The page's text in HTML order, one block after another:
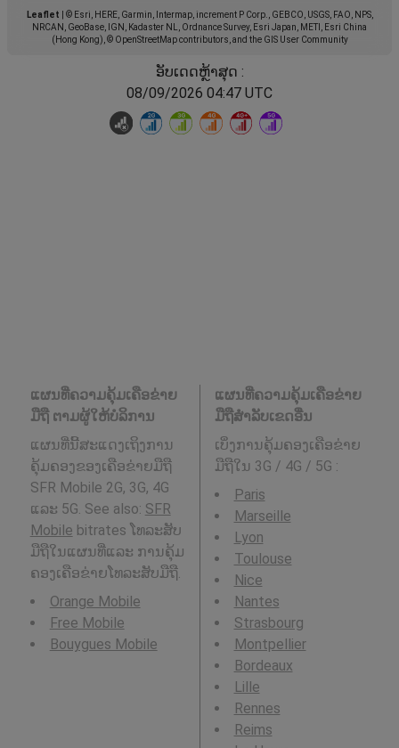
Leaflet
© Esri, HERE, Garmin, Intermap, increment P Corp., GEBCO, USGS, FAO, NPS,
NRCAN, GeoBase, IGN, Kadaster NL, Ordnance Survey, Esri Japan, METI, Esri China
(Hong Kong), © OpenStreetMap contributors, and the GIS User Community
ອັບເດດຫຼ້າສຸດ :
08/09/2026 04:47 UTC
ແຜນທີ່ຄວາມຄຸ້ມເຄືອຂ່າຍ
ມືຖື ຕາມຜູ້ໃຫ້ບໍລິການ
ແຜນທີ່ນີ້ສະແດງເຖິງການ
ຄຸ້ມຄອງຂອງເຄືອຂ່າຍມືຖື
SFR Mobile 2G, 3G, 4G
ແລະ 5G. See also: SFR
Mobile bitrates ໂທລະສັບ
ມືຖືໃນແຜນທີ່ແລະ ການຄຸ້ມ
ຄອງເຄືອຂ່າຍໂທລະສັບມືຖື.
Orange Mobile
Free Mobile
Bouygues Mobile
ແຜນທີ່ຄວາມຄຸ້ມເຄືອຂ່າຍ
ມືຖືສໍາລັບເຂດອື່ນ
ເບິ່ງການຄຸ້ມຄອງເຄືອຂ່າຍ
ມືຖືໃນ 3G / 4G / 5G :
Paris
Marseille
Lyon
Toulouse
Nice
Nantes
Strasbourg
Montpellier
Bordeaux
Lille
Rennes
Reims